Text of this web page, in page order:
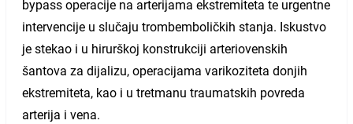
bypass operacije na arterijama ekstremiteta te urgentne
intervencije u slučaju trombemboličkih stanja. Iskustvo
je stekao i u hirurškoj konstrukciji arteriovenskih
šantova za dijalizu, operacijama varikoziteta donjih
ekstremiteta, kao i u tretmanu traumatskih povreda
arterija i vena.